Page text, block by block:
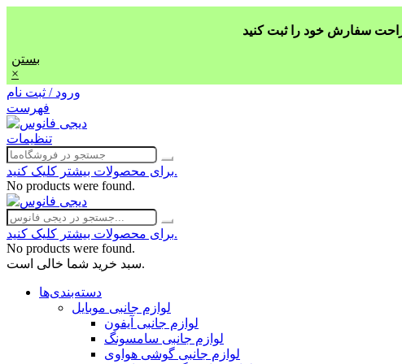
بستن
×
ورود / ثبت نام
فهرست
تنظیمات
برای محصولات بیشتر کلیک کنید.
No products were found.
برای محصولات بیشتر کلیک کنید.
No products were found.
سبد خرید شما خالی است.
دسته‌بندی‌ها
لوازم جانبی موبایل
لوازم جانبی آیفون
لوازم جانبی سامسونگ
لوازم جانبی گوشی هواوی